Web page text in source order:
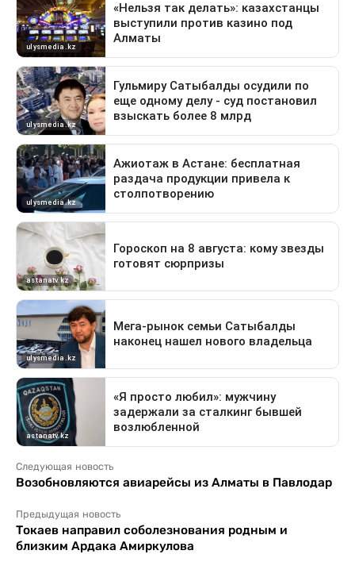
Следующая новость
Возобновляются авиарейсы из Алматы в Павлодар
Предыдущая новость
Токаев направил соболезнования родным и
близким Ардака Амиркулова